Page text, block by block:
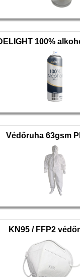
Védőruha 63gsm
KN95 / FFP2